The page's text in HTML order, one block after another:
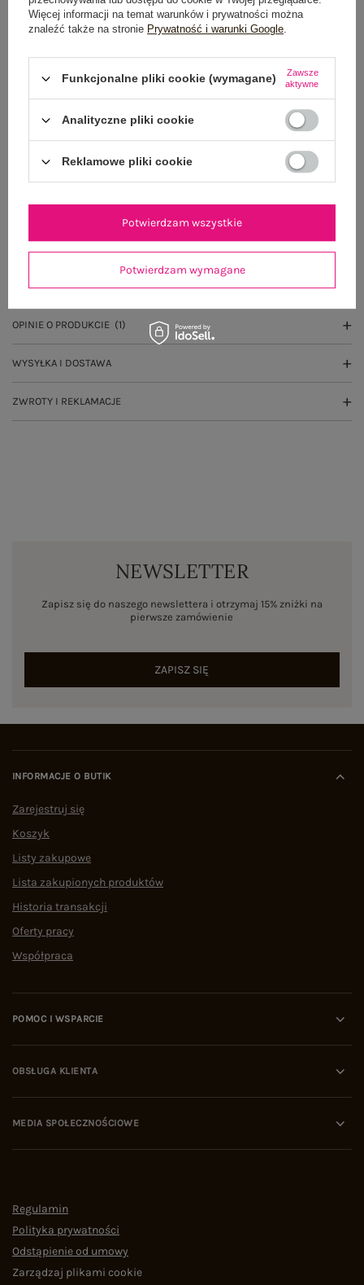
Dostawaod 7,99 zł
Wysyłkajutro
GŁÓWNE PARAMETRY
OPINIE O PRODUKCIE (1)
WYSYŁKA I DOSTAWA
ZWROTY I REKLAMACJE
NEWSLETTER
Zapisz się do naszego newslettera i otrzymaj 15% zniżki na
pierwsze zamówienie
ZAPISZ SIĘ
INFORMACJE O BUTIK
Zarejestruj się
Koszyk
Listy zakupowe
Lista zakupionych produktów
Historia transakcji
Oferty pracy
Współpraca
POMOC I WSPARCIE
OBSŁUGA KLIENTA
MEDIA SPOŁECZNOŚCIOWE
Regulamin
Polityka prywatności
Odstąpienie od umowy
Zarządzaj plikami cookie
Więcej informacji na temat warunków i prywatności można
znaleźć także na stronie Prywatność i warunki Google.
Funkcjonalne pliki cookie (wymagane)
Zawsze
aktywne
Analityczne pliki cookie
Reklamowe pliki cookie
Potwierdzam wymagane
Potwierdzam wszystkie